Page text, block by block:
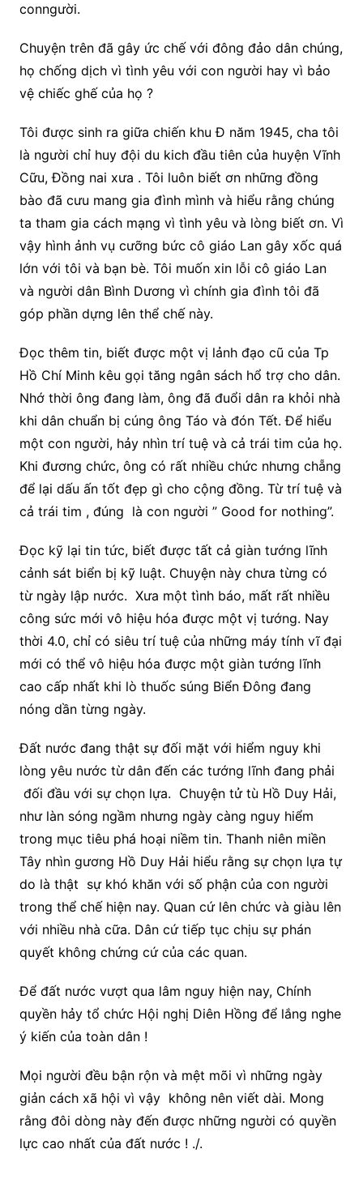
conngười.
Chuyện trên đã gây ức chế với đông đảo dân chúng,
họ chống dịch vì tình yêu với con người hay vì bảo
vệ chiếc ghế của họ ?
Tôi được sinh ra giữa chiến khu Đ năm 1945, cha tôi
là người chỉ huy đội du kich đầu tiên của huyện Vĩnh
Cữu, Đồng nai xưa . Tôi luôn biết ơn những đồng
bào đã cưu mang gia đình mình và hiểu rằng chúng
ta tham gia cách mạng vì tình yêu và lòng biết ơn. Vì
vậy hình ảnh vụ cưỡng bức cô giáo Lan gây xốc quá
lớn với tôi và bạn bè. Tôi muốn xin lỗi cô giáo Lan
và người dân Bình Dương vì chính gia đình tôi đã
góp phần dựng lên thể chế này.
Đọc thêm tin, biết được một vị lảnh đạo cũ của Tp
Hồ Chí Minh kêu gọi tăng ngân sách hổ trợ cho dân.
Nhớ thời ông đang làm, ông đã đuổi dân ra khỏi nhà
khi dân chuẩn bị cúng ông Táo và đón Tết. Để hiểu
một con người, hảy nhìn trí tuệ và cả trái tim của họ.
Khi đương chức, ông có rất nhiều chức nhưng chẵng
để lại dấu ấn tốt đẹp gì cho cộng đồng. Từ trí tuệ và
cả trái tim , đúng là con người ” Good for nothing”.
Đọc kỹ lại tin tức, biết được tất cả giàn tướng lĩnh
cảnh sát biển bị kỹ luật. Chuyện này chưa từng có
từ ngày lập nước. Xưa một tình báo, mất rất nhiều
công sức mới vô hiệu hóa được một vị tướng. Nay
thời 4.0, chỉ có siêu trí tuệ của những máy tính vĩ đại
mới có thể vô hiệu hóa được một giàn tướng lĩnh
cao cấp nhất khi lò thuốc súng Biển Đông đang
nóng dần từng ngày.
Đất nước đang thật sự đối mặt với hiểm nguy khi
lòng yêu nước từ dân đến các tướng lĩnh đang phải
đối đầu với sự chọn lựa. Chuyện tử tù Hồ Duy Hải,
như làn sóng ngầm nhưng ngày càng nguy hiểm
trong mục tiêu phá hoại niềm tin. Thanh niên miền
Tây nhìn gương Hồ Duy Hải hiểu rằng sự chọn lựa tự
do là thật sự khó khăn với số phận của con người
trong thể chế hiện nay. Quan cứ lên chức và giàu lên
với nhiều nhà cữa. Dân cứ tiếp tục chịu sự phán
quyết không chứng cứ của các quan.
Để đất nước vượt qua lâm nguy hiện nay, Chính
quyền hảy tổ chức Hội nghị Diên Hồng để lắng nghe
ý kiến của toàn dân !
Mọi người đều bận rộn và mệt mõi vì những ngày
giản cách xã hội vì vậy không nên viết dài. Mong
rằng đôi dòng này đến được những người có quyền
lực cao nhất của đất nước ! ./.